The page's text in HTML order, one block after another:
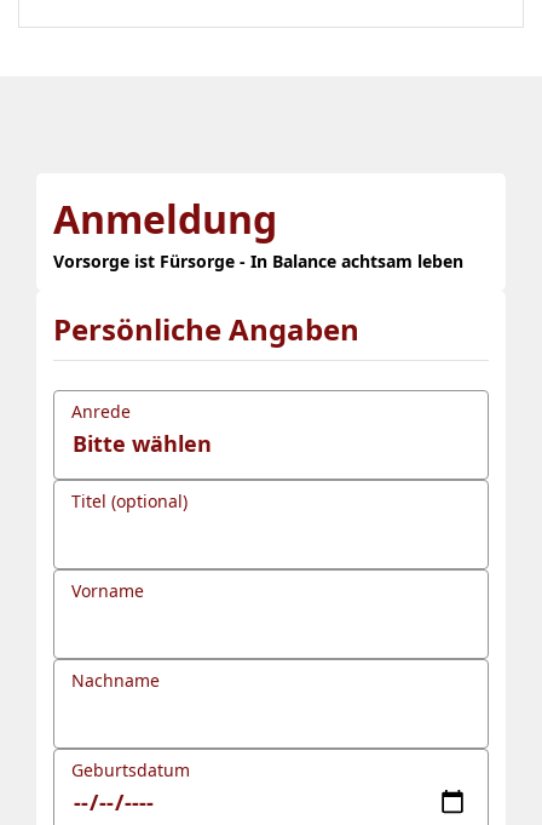
Anmeldung
Vorsorge ist Fürsorge - In Balance achtsam leben
Persönliche Angaben
Anrede
Titel (optional)
Vorname
Nachname
Geburtsdatum